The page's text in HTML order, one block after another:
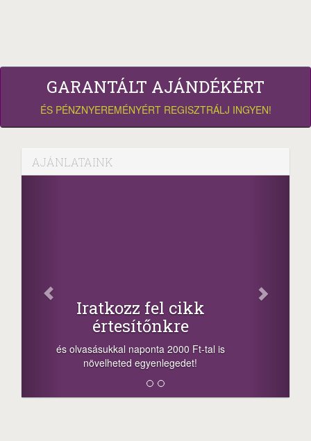
GARANTÁLT AJÁNDÉKÉRT
ÉS PÉNZNYEREMÉNYÉRT REGISZTRÁLJ INGYEN!
AJÁNLATAINK
+1.000.000 Ft...
-nyeremény növelés jár a szerencsésnek
megosztási lehetőséget. Lájkolj is minket!